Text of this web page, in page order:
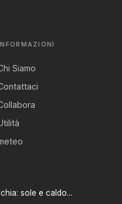
Siamo
sole e caldo...